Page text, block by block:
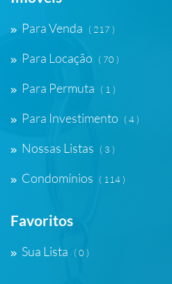
Para Venda ( 217 )
Para Locação ( 70 )
Para Permuta ( 1 )
Para Investimento ( 4 )
Nossas Listas ( 3 )
Condomínios ( 114 )
Favoritos
Sua Lista ( 0 )